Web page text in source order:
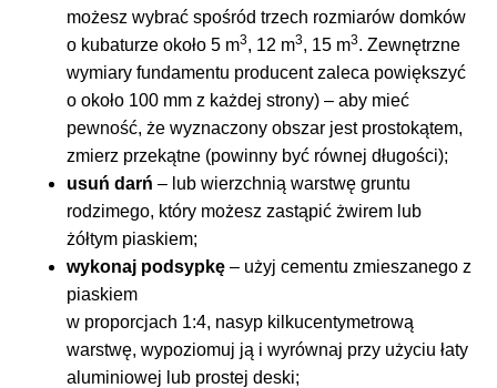
możesz wybrać spośród trzech rozmiarów domków
o kubaturze około 5 m3, 12 m3, 15 m3. Zewnętrzne
wymiary fundamentu producent zaleca powiększyć
o około 100 mm z każdej strony) – aby mieć
pewność, że wyznaczony obszar jest prostokątem,
zmierz przekątne (powinny być równej długości);
usuń darń – lub wierzchnią warstwę gruntu
rodzimego, który możesz zastąpić żwirem lub
żółtym piaskiem;
wykonaj podsypkę – użyj cementu zmieszanego z
piaskiem
w proporcjach 1:4, nasyp kilkucentymetrową
warstwę, wypoziomuj ją i wyrównaj przy użyciu łaty
aluminiowej lub prostej deski;